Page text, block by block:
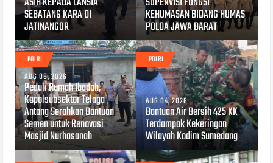
SEBATANG KARA DI
JATINANGOR
KEHUMASAN BIDANG HUMAS
POLDA JAWA BARAT
POLRI
AUG 06, 2026
Peduli Rumah Ibadah,
Kapolsubsektor Telaga
Antang Serahkan Bantuan
Semen untuk Renovasi
Masjid Nurhasanah
POLRI
AUG 04, 2026
Bantuan Air Bersih 425 KK
Terdampak Kekeringan
Wilayah Kodim Sumedang